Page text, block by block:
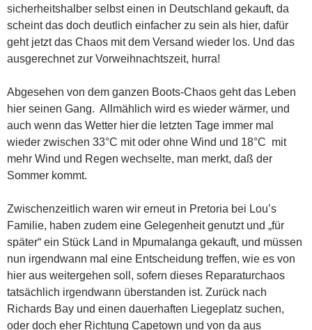
sicherheitshalber selbst einen in Deutschland gekauft, da
scheint das doch deutlich einfacher zu sein als hier, dafür
geht jetzt das Chaos mit dem Versand wieder los. Und das
ausgerechnet zur Vorweihnachtszeit, hurra!
Abgesehen von dem ganzen Boots-Chaos geht das Leben
hier seinen Gang. Allmählich wird es wieder wärmer, und
auch wenn das Wetter hier die letzten Tage immer mal
wieder zwischen 33°C mit oder ohne Wind und 18°C mit
mehr Wind und Regen wechselte, man merkt, daß der
Sommer kommt.
Zwischenzeitlich waren wir erneut in Pretoria bei Lou’s
Familie, haben zudem eine Gelegenheit genutzt und „für
später“ ein Stück Land in Mpumalanga gekauft, und müssen
nun irgendwann mal eine Entscheidung treffen, wie es von
hier aus weitergehen soll, sofern dieses Reparaturchaos
tatsächlich irgendwann überstanden ist. Zurück nach
Richards Bay und einen dauerhaften Liegeplatz suchen,
oder doch eher Richtung Capetown und von da aus